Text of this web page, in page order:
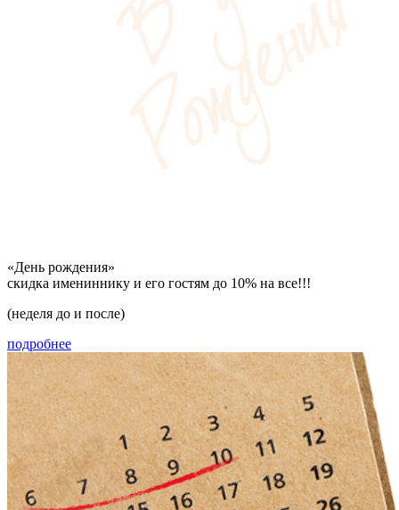
«День рождения»
скидка имениннику и его гостям до 10% на все!!!
(неделя до и после)
подробнее